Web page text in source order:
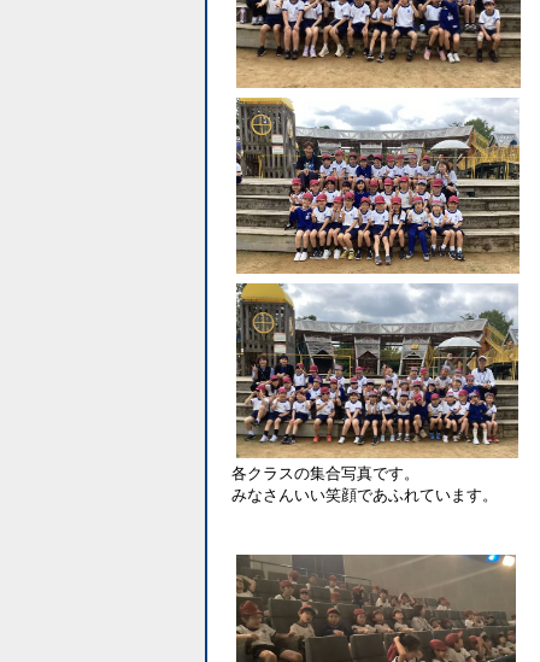
各クラスの集合写真です。
みなさんいい笑顔であふれています。